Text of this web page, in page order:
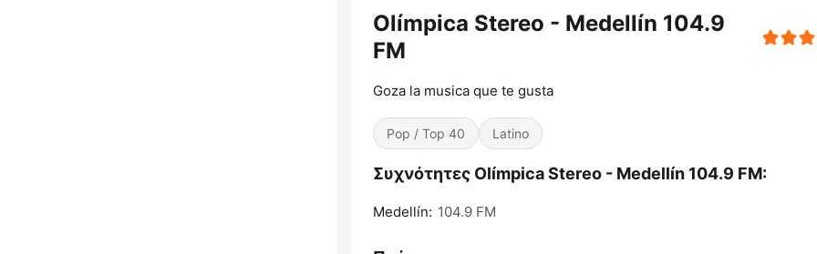
Olímpica Stereo - Medellín 104.9
FM
Goza la musica que te gusta
Pop / Top 40 Latino
Συχνότητες Olímpica Stereo - Medellín 104.9 FM:
Medellín: 104.9 FM